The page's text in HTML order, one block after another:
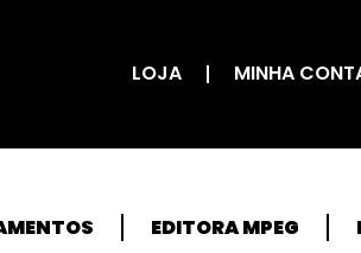
LOJA MINHA
EDITORA MPEG